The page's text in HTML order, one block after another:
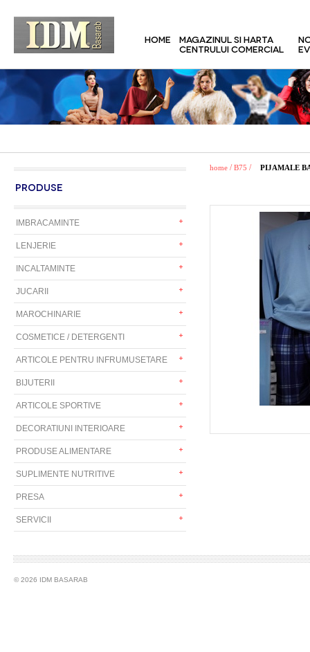
HOME
MAGAZINUL SI HARTA
CENTRULUI COMERCIAL
PRODUSE
IMBRACAMINTE
LENJERIE
INCALTAMINTE
JUCARII
MAROCHINARIE
COSMETICE / DETERGENTI
ARTICOLE PENTRU INFRUMUSETARE
BIJUTERII
ARTICOLE SPORTIVE
DECORATIUNI INTERIOARE
PRODUSE ALIMENTARE
SUPLIMENTE NUTRITIVE
PRESA
SERVICII
home / B75 / PIJAMALE
© 2026 IDM BASARAB